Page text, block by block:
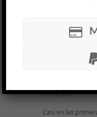
Velimir Jlébnikov
27 FEB, 2020
Casi en las